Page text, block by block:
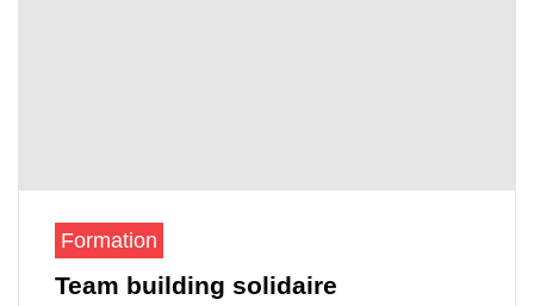
Formation
Team building solidaire